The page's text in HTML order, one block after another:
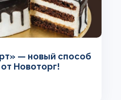
— новый способ
Новоторг!